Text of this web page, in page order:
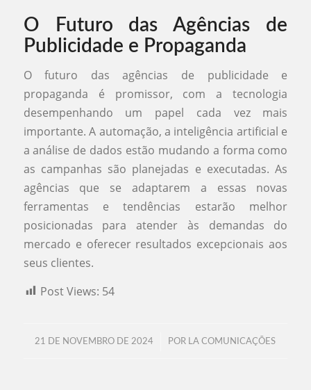
O Futuro das Agências de
Publicidade e Propaganda
O futuro das agências de publicidade e
propaganda é promissor, com a tecnologia
desempenhando um papel cada vez mais
importante. A automação, a inteligência artificial e
a análise de dados estão mudando a forma como
as campanhas são planejadas e executadas. As
agências que se adaptarem a essas novas
ferramentas e tendências estarão melhor
posicionadas para atender às demandas do
mercado e oferecer resultados excepcionais aos
seus clientes.
Post Views: 54
21 DE NOVEMBRO DE 2024
/ POR LA COMUNICAÇÕES